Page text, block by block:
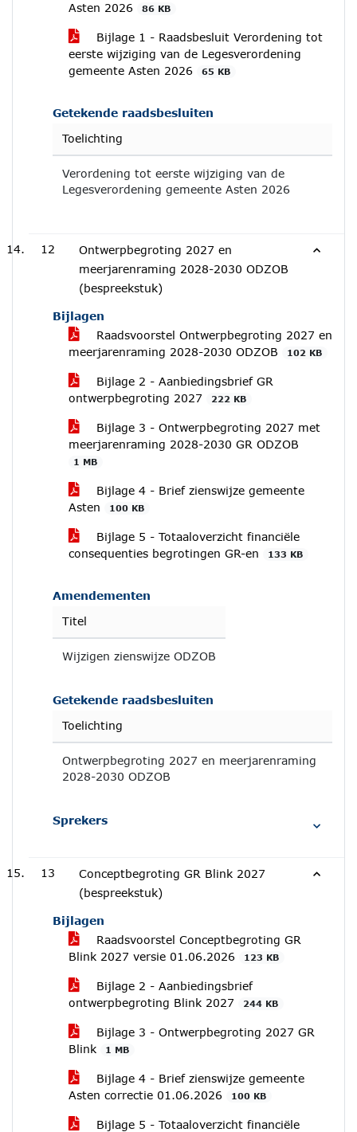
Asten 2026
86 KB
Bijlage 1 - Raadsbesluit Verordening tot
eerste wijziging van de Legesverordening
gemeente Asten 2026
65 KB
Getekende raadsbesluiten
Toelichting
Verordening tot eerste wijziging van de
Legesverordening gemeente Asten 2026
12
Ontwerpbegroting 2027 en
meerjarenraming 2028-2030 ODZOB
(bespreekstuk)
Bijlagen
Raadsvoorstel Ontwerpbegroting 2027 en
meerjarenraming 2028-2030 ODZOB
102 KB
Bijlage 2 - Aanbiedingsbrief GR
ontwerpbegroting 2027
222 KB
Bijlage 3 - Ontwerpbegroting 2027 met
meerjarenraming 2028-2030 GR ODZOB
1 MB
Bijlage 4 - Brief zienswijze gemeente
Asten
100 KB
Bijlage 5 - Totaaloverzicht financiële
consequenties begrotingen GR-en
133 KB
Amendementen
Titel
Wijzigen zienswijze ODZOB
Getekende raadsbesluiten
Toelichting
Ontwerpbegroting 2027 en meerjarenraming
2028-2030 ODZOB
Sprekers
13
Conceptbegroting GR Blink 2027
(bespreekstuk)
Bijlagen
Raadsvoorstel Conceptbegroting GR
Blink 2027 versie 01.06.2026
123 KB
Bijlage 2 - Aanbiedingsbrief
ontwerpbegroting Blink 2027
244 KB
Bijlage 3 - Ontwerpbegroting 2027 GR
Blink
1 MB
Bijlage 4 - Brief zienswijze gemeente
Asten correctie 01.06.2026
100 KB
Bijlage 5 - Totaaloverzicht financiële